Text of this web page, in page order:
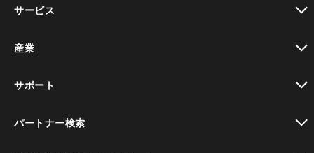
サービス
産業
サポート
パートナー検索